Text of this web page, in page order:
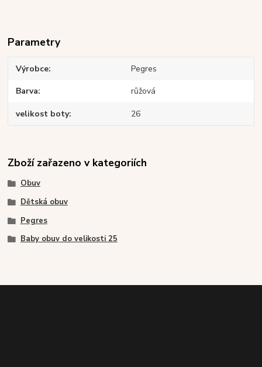
Parametry
Výrobce Pegres
Barva růžová
velikost boty 26
Zboží zařazeno v kategoriích
Obuv
Dětská obuv
Pegres
Baby obuv do velikosti 25